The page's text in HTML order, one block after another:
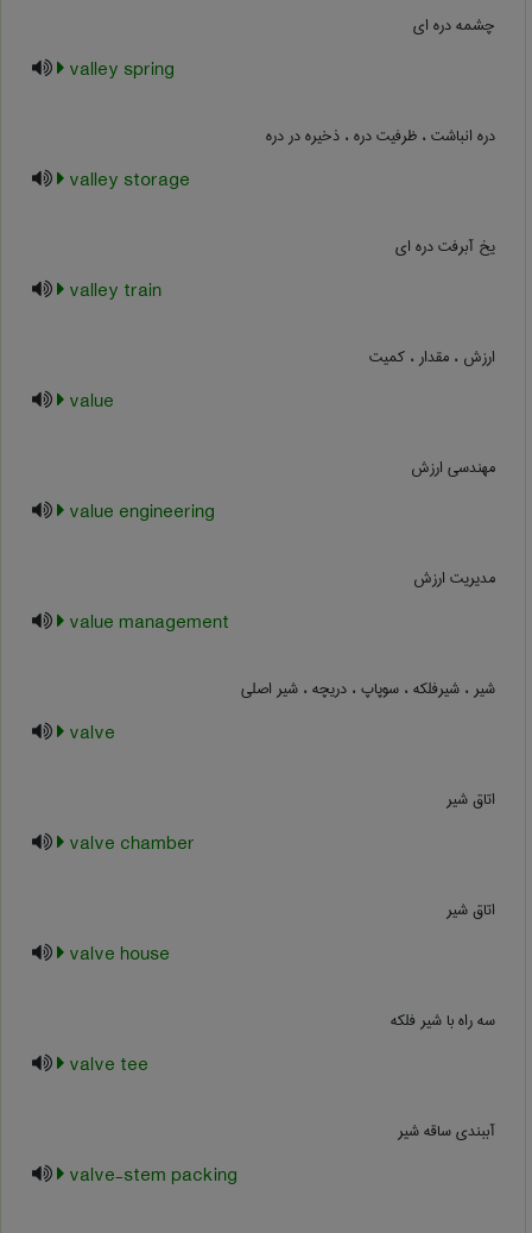
چشمه دره ای
valley spring
دره انباشت ، ظرفیت دره ، ذخیره در دره
valley storage
یخ آبرفت دره ای
valley train
ارزش ، مقدار ، کمیت
value
مهندسی ارزش
value engineering
مدیریت ارزش
value management
شیر ، شیرفلکه ، سوپاپ ، دریچه ، شیر اصلی
valve
اتاق شیر
valve chamber
اتاق شیر
valve house
سه راه با شیر فلکه
valve tee
آببندی ساقه شیر
valve-stem packing